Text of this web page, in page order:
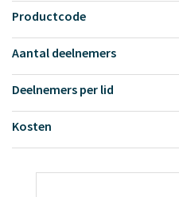
Productcode
Aantal deelnemers
Deelnemers per lid
Kosten